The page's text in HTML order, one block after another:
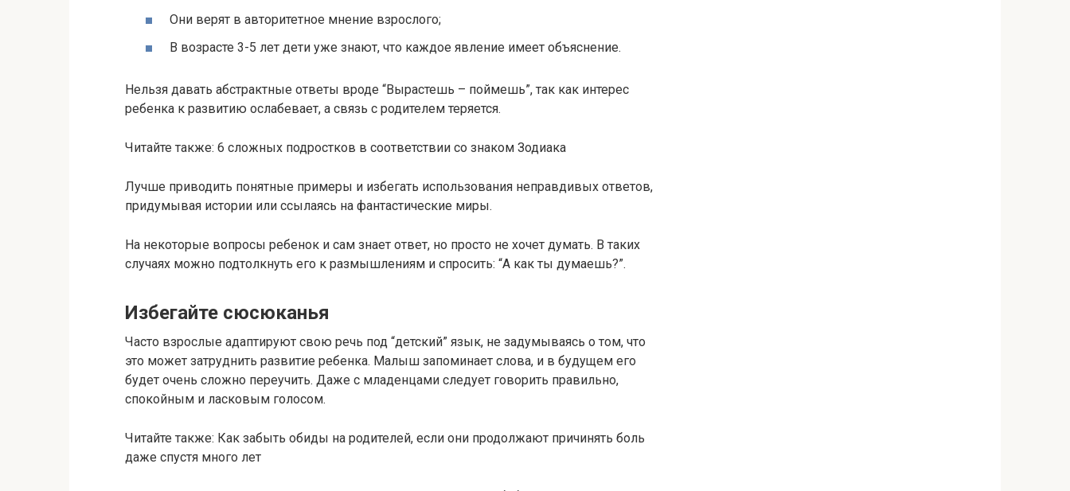
Они верят в авторитетное мнение взрослого;
В возрасте 3-5 лет дети уже знают, что каждое явление имеет объяснение.
Нельзя давать абстрактные ответы вроде “Вырастешь – поймешь”, так как интерес
ребенка к развитию ослабевает, а связь с родителем теряется.
Читайте также: 6 сложных подростков в соответствии со знаком Зодиака
Лучше приводить понятные примеры и избегать использования неправдивых ответов,
придумывая истории или ссылаясь на фантастические миры.
На некоторые вопросы ребенок и сам знает ответ, но просто не хочет думать. В таких
случаях можно подтолкнуть его к размышлениям и спросить: “А как ты думаешь?”.
Избегайте сюсюканья
Часто взрослые адаптируют свою речь под “детский” язык, не задумываясь о том, что
это может затруднить развитие ребенка. Малыш запоминает слова, и в будущем его
будет очень сложно переучить. Даже с младенцами следует говорить правильно,
спокойным и ласковым голосом.
Читайте также: Как забыть обиды на родителей, если они продолжают причинять боль
даже спустя много лет